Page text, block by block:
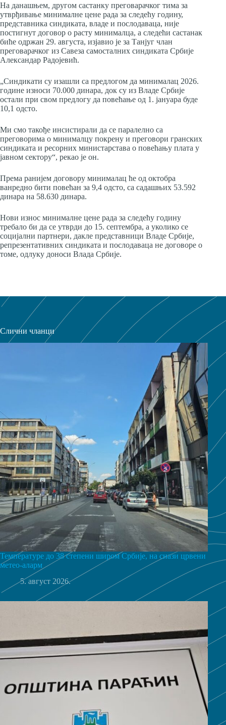
На данашњем, другом састанку преговарачког тима за
утврђивање минималне цене рада за следећу годину,
представника синдиката, владе и послодаваца, није
постигнут договор о расту минималца, а следећи састанак
биће одржан 29. августа, изјавио је за Тан‌југ члан
преговарачког из Савеза самосталних синдиката Србије
Александар Радојевић.
„Синдикати су изашли са предлогом да минималац 2026.
године износи 70.000 динара, док су из Владе Србије
остали при свом предлогу да повећање од 1. јануара буде
10,1 одсто.
Ми смо такође инсистирали да се паралелно са
преговорима о минималцу покрену и преговори гранских
синдиката и ресорних министарстава о повећању плата у
јавном сектору“, рекао је он.
Према ранијем договору минималац ће од октобра
ванредно бити повећан за 9,4 одсто, са садашњих 53.592
динара на 58.630 динара.
Нови износ минималне цене рада за следећу годину
требало би да се утврди до 15. септембра, а уколико се
социјални партнери, дакле представници Владе Србије,
репрезентативних синдиката и послодаваца не договоре о
томе, одлуку доноси Влада Србије.
Слични чланци
Температуре до 38 степени широм Србије, на снази црвени
метео-аларм
5. август 2026.